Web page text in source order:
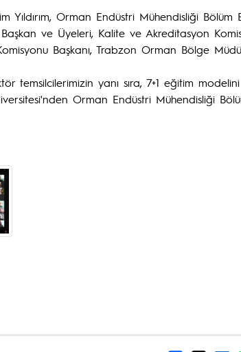
Yıldırım, Orman Endüstri Mühendisliği Bölüm
ve Üyeleri, Kalite ve Akreditasyon
Başkanı, Trabzon Orman Bölge
temsilcilerimizin yanı sıra, 7+1 eğitim modelini
Orman Endüstri Mühendisliği